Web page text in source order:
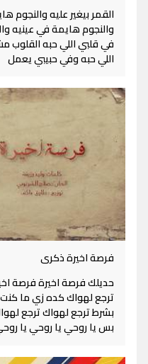
القمر بيغير عليه والنجوم
والنجوم هايمة في عينيه
في قلبي اللي حبه القلوب
اللي حبه وفي حبيبي يعمل
فرصة اخيرة ذكرى
حديلك فرصة اخيرة فرصة
ترجع لهواك كده زي ما
بشرط ترجع لهواك ترجع
بس يا روحي يا روحي يا